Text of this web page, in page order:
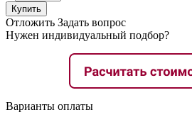
Купить
Отложить Задать вопрос
Нужен индивидуальный подбор?
Варианты оплаты